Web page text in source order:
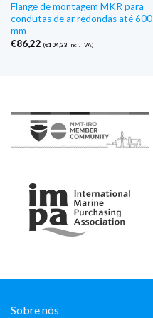
Flange de montagem MKR para
condutas de ar redondas até 600
mm
€86,22 (€104,33 incl. IVA)
Sobre nós